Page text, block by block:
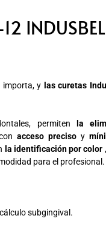
importa, y las curetas
permiten la
acceso precisoy
la identificación por color
para el profesional.
subgingival.